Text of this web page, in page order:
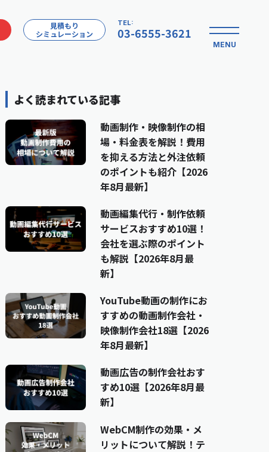
見積もり
シミュレーション
TEL:
03-6555-3621
MENU
よく読まれている記事
動画制作・映像制作の相
場・料金表を解説！費用
を抑える方法と外注依頼
のポイントも紹介【2026
年8月最新】
動画編集代行・制作依頼
サービスおすすめ10選！
会社を選ぶ際のポイント
も解説【2026年8月最
新】
YouTube動画の制作にお
すすめの動画制作会社・
映像制作会社18選【2026
年8月最新】
動画広告の制作会社おす
すめ10選【2026年8月最
新】
WebCM制作の効果・メ
リットについて解説！テ